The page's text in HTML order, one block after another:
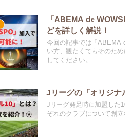
「ABEMA de
どを詳しく解説！
今回の記事では「ABEMA
い方、観たくてもそのた
してください。
Jリーグの「オリジナ
Jリーグ発足時に加盟した
ぞれのクラブについて創